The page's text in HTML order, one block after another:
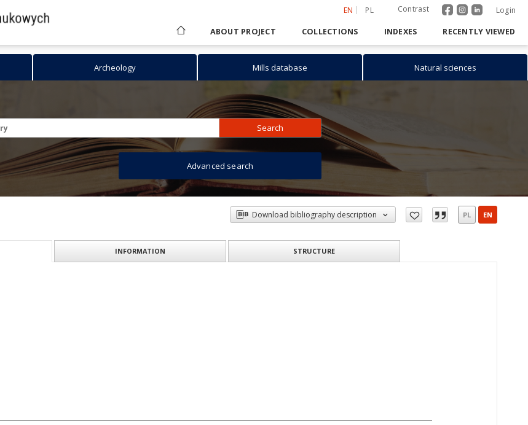
EN PL Contrast Login
ABOUT PROJECT COLLECTIONS INDEXES RECENTLY VIEWED
Archeology Mills database Natural sciences
Search
Advanced search
Download bibliography description PL EN
INFORMATION STRUCTURE